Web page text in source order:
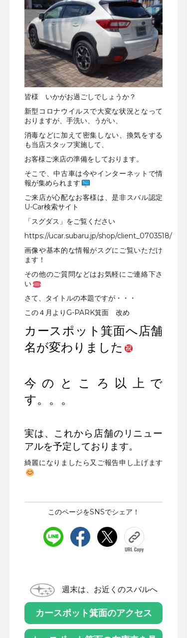
皆様 いかがお過ごしでしょうか？
新型コロナウイルスで大変な状況となって
おりますが、手洗い、うがい、
消毒などに加えて密集しない、換気をする
も当店スタッフ実施して、
お客様ご来店の準備をしております。
そこで、中古車は今やインターネットで情
報が集められます
ご来店が心配なお客様は、是非スバル認定
U-Car検索サイト
「スグダス」をご覧ください
https://ucar.subaru.jp/shop/client_0703518/
画像や基本的な情報がスグにご覧いただけ
ます！
その他のご質問などはお気軽にご連絡下さ
い
さて、タイトルの本題ですが・・・
この４月よりG-PARK箕面 改め
カースポット箕面へ店舗
名が変わりました
今のところ以上で
す。。。
実は、これから店舗のリニュー
アルを予定しております。
綺麗になりましたら又ご報告申し上げます
このページをSNSでシェア！
週末は、お近くのスバルへ
カースポット箕面のアクセス